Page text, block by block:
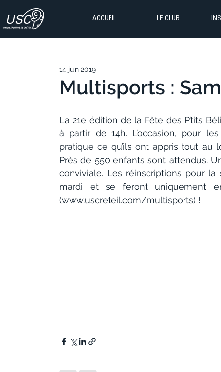
ACCUEIL LE CLUB
Multisports :
14 juin 2019
La 21e édition de la Fête des P’tits
à partir de 14h. L’occasion, pour
pratique ce qu’ils ont appris tout au
Près de 550 enfants sont attendus.
conviviale. Les réinscriptions pour
mardi et se feront uniquement
(www.uscreteil.com/multisports) !